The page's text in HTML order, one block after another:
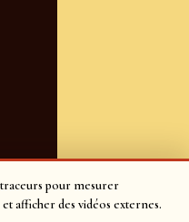
pour mesurer
afficher des vidéos externes.